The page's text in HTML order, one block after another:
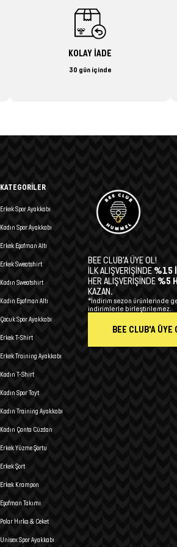
KOLAY İADE
30 gün içinde
KATEGORİLER
Erkek Spor Ayakkabı
Kadın Spor Ayakkabı
Erkek Eşofman Altı
Erkek Sweatshirt
Kadın Sweatshirt
Kadın Eşofman Altı
Çocuk Spor Ayakkabı
Erkek T-Shirt
Erkek Training Ayakkabı
Kadın T-Shirt
Kadın Spor Tayt
Kadın Training Ayakkabı
Kadın Çanta Cüzdan
Erkek Yüzme Şortu
Erkek Şort
Erkek Krampon
Eşofman Takımı
Polar Hırka & Ceket
Unisex Spor Ayakkabı
BEE CLUB’A ÜYE OL!
İLK ALIŞVERİŞİNDE %15
HER ALIŞVERİŞİNDE %5
KAZAN.
*İndirim sezon ürünlerinde
indirimlerle birleştirilemez.
BEE CLUB'A ÜYE